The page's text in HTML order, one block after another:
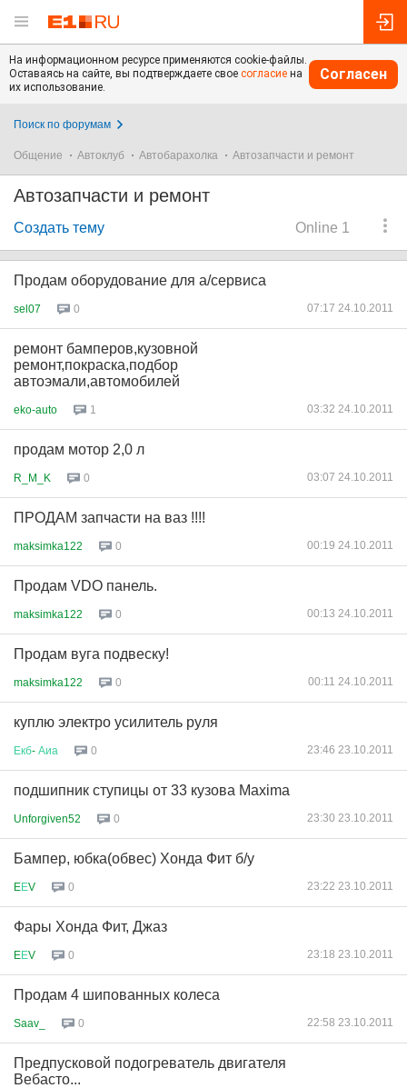
На информационном ресурсе применяются cookie-файлы.
Оставаясь на сайте, вы подтверждаете свое согласие на
их использование.
Согласен
Поиск по форумам
Общение Автоклуб Автобарахолка Автозапчасти и ремонт
Автозапчасти и ремонт
Online 1
Создать тему
Продам оборудование для а/сервиса
sel07 0 07:17 24.10.2011
ремонт бамперов,кузовной
ремонт,покраска,подбор
автоэмали,автомобилей
eko-auto 1 03:32 24.10.2011
продам мотор 2,0 л
R_M_K 0 03:07 24.10.2011
ПРОДАМ запчасти на ваз !!!!
maksimka122 0 00:19 24.10.2011
Продам VDO панель.
maksimka122 0 00:13 24.10.2011
Продам вуга подвеску!
maksimka122 0 00:11 24.10.2011
куплю электро усилитель руля
Екб- Аиа 0 23:46 23.10.2011
подшипник ступицы от 33 кузова Maxima
Unforgiven52 0 23:30 23.10.2011
Бампер, юбка(обвес) Хонда Фит б/у
EЕV 0 23:22 23.10.2011
Фары Хонда Фит, Джаз
EЕV 0 23:18 23.10.2011
Продам 4 шипованных колеса
Saav_ 0 22:58 23.10.2011
Предпусковой подогреватель двигателя
Вебасто...